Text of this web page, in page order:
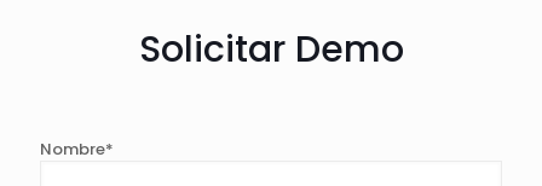
Solicitar Demo
Nombre*